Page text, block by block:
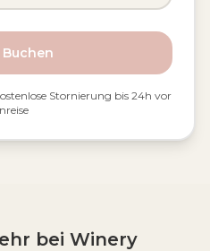
Stornierung bis 24h vor
bei Winery